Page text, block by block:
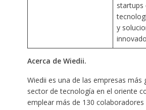
startups
y
Acerca de Wiedii.
Wiedii es una de las empresas más
sector de tecnología en el oriente
emplear más de 130 colaboradores